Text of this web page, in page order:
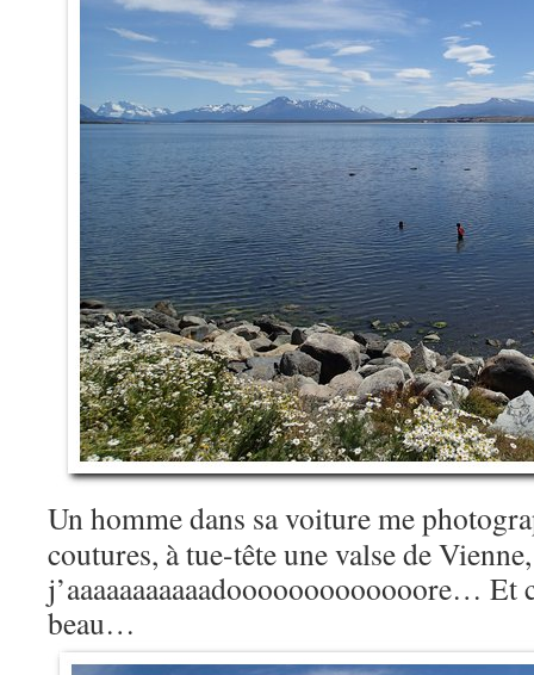
Un homme dans sa voiture me
coutures, à tue-tête une valse de Vienne,
j’aaaaaaaaaaadooooooooooooore… Et
beau…